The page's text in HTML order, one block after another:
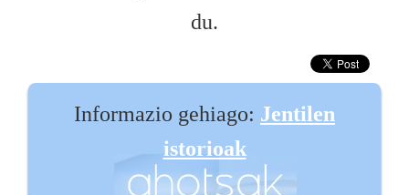
du.
Informazio gehiago: Jentilen
istorioak